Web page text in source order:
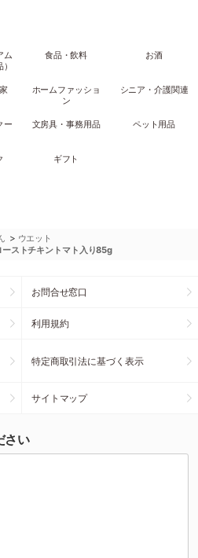
ム
食品・飲料 お酒
ホームファッショ
ン
シニア・介護関連
ー
文房具・事務用品 ペット用品
ギフト
> ウエット
ストチキントマト入り85g
お問合せ窓口
利用規約
特定商取引法に基づく表示
サイトマップ
さい